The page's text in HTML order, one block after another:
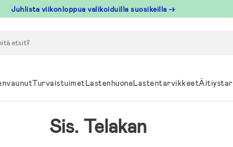
Juhlista viikonloppua valikoiduilla suosikeilla →
TurvaistuimetLastenhuoneLastentarvikkeet
Sis. Telakan